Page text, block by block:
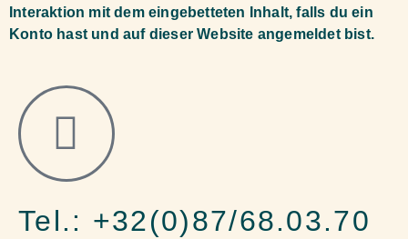
Interaktion mit dem eingebetteten Inhalt, falls du ein
Konto hast und auf dieser Website angemeldet bist.
Tel.: +32(0)87/68.03.70